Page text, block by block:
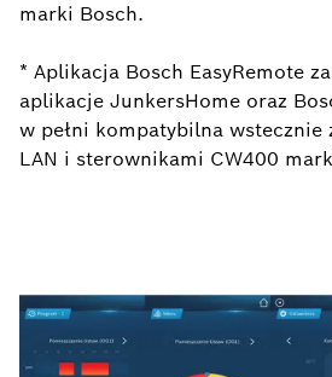
marki Bosch.
* Aplikacja Bosch EasyRemote
aplikacje JunkersHome oraz
w pełni kompatybilna wstecznie
LAN i sterownikami CW400